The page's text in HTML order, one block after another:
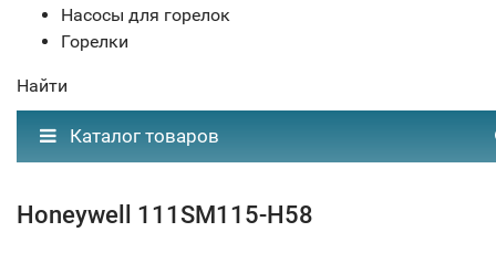
Насосы для горелок
Горелки
Найти
Каталог товаров
Honeywell 111SM115-H58